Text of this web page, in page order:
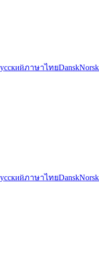
ภาษาไทยDansk
ภาษาไทยDansk